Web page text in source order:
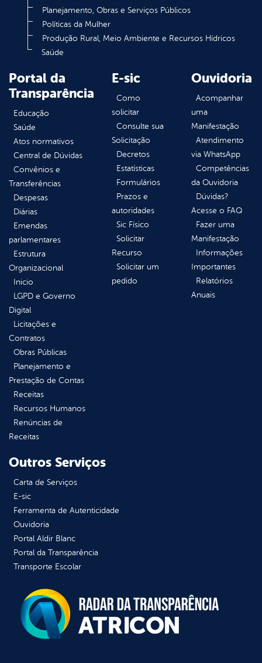
Planejamento, Obras e Serviços Públicos
Políticas da Mulher
Produção Rural, Meio Ambiente e Recursos Hídricos
Saúde
Portal da
Transparência
Educação
Saúde
Atos normativos
Central de Dúvidas
Convênios e
Transferências
Despesas
Diárias
Emendas
parlamentares
Estrutura
Organizacional
Inicio
LGPD e Governo
Digital
Licitações e
Contratos
Obras Públicas
Planejamento e
Prestação de Contas
Receitas
Recursos Humanos
Renúncias de
Receitas
E-sic
Como
solicitar
Consulte sua
Solicitação
Decretos
Estatísticas
Formulários
Prazos e
autoridades
Sic Físico
Solicitar
Recurso
Solicitar um
pedido
Ouvidoria
Acompanhar
uma
Manifestação
Atendimento
via WhatsApp
Competências
da Ouvidoria
Dúvidas?
Acesse o FAQ
Fazer uma
Manifestação
Informações
Importantes
Relatórios
Anuais
Outros Serviços
Carta de Serviços
E-sic
Ferramenta de Autenticidade
Ouvidoria
Portal Aldir Blanc
Portal da Transparência
Transporte Escolar